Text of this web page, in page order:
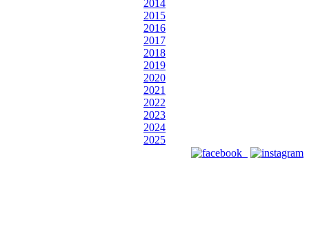
2014
2015
2016
2017
2018
2019
2020
2021
2022
2023
2024
2025